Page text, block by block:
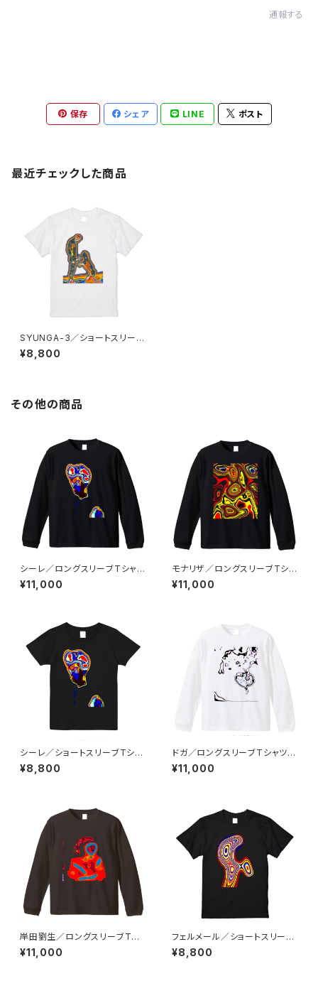
通報する
保存 シェア LINE ポスト
最近チェックした商品
SYUNGA-3／ショートスリーブ
Tシャツ／ホワイト
¥8,800
その他の商品
シーレ／ロングスリーブTシャツ
／ブラック
¥11,000
モナリザ／ロングスリーブTシャ
ツ／ブラック
¥11,000
シーレ／ショートスリーブTシャ
ツ／ブラック
¥8,800
ドガ／ロングスリーブTシャツ／
ホワイト
¥11,000
岸田劉生／ロングスリーブTシ
ャツ／ダークチョコレート
¥11,000
フェルメール／ショートスリーブ
Tシャツ／ブラック
¥8,800